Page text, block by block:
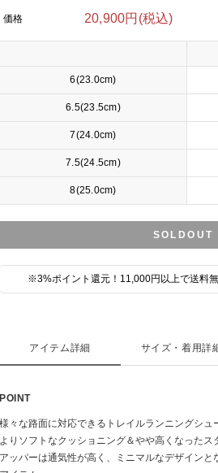
価格 20,900円(税込)
6(23.0cm)
6.5(23.5cm)
7(24.0cm)
7.5(24.5cm)
8(25.0cm)
SOLDOUT
※3%ポイント還元！11,000円以上で送料
アイテム詳細
POINT
様々な路面に対応できるトレイルランニングシュ
よりソフトなクッショニング＆やや高くなったス
アッパーは通気性が高く、ミニマルなデザイン
サイズ・着用詳